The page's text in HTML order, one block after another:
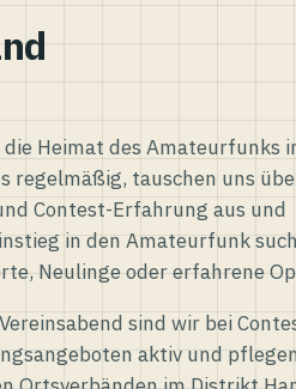
Heimat des Amateurfunks
regelmäßig, tauschen uns
Contest-Erfahrung aus und
in den Amateurfunk
Neulinge oder erfahrene
sind wir bei
aktiv und